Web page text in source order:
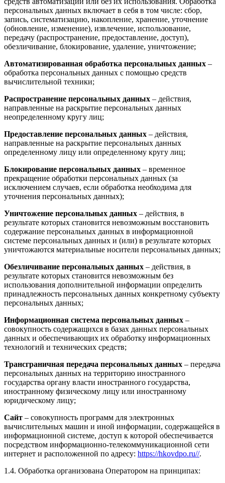
персональных данных включает в себя в том числе: сбор,
запись, систематизацию, накопление, хранение, уточнение
(обновление, изменение), извлечение, использование,
передачу (распространение, предоставление, доступ),
обезличивание, блокирование, удаление, уничтожение;
Автоматизированная обработка персональных данных –
обработка персональных данных с помощью средств
вычислительной техники;
Распространение персональных данных – действия,
направленные на раскрытие персональных данных
неопределенному кругу лиц;
Предоставление персональных данных – действия,
направленные на раскрытие персональных данных
определенному лицу или определенному кругу лиц;
Блокирование персональных данных – временное
прекращение обработки персональных данных (за
исключением случаев, если обработка необходима для
уточнения персональных данных);
Уничтожение персональных данных – действия, в
результате которых становится невозможным восстановить
содержание персональных данных в информационной
системе персональных данных и (или) в результате которых
уничтожаются материальные носители персональных данных;
Обезличивание персональных данных – действия, в
результате которых становится невозможным без
использования дополнительной информации определить
принадлежность персональных данных конкретному субъекту
персональных данных;
Информационная система персональных данных –
совокупность содержащихся в базах данных персональных
данных и обеспечивающих их обработку информационных
технологий и технических средств;
Трансграничная передача персональных данных – передача
персональных данных на территорию иностранного
государства органу власти иностранного государства,
иностранному физическому лицу или иностранному
юридическому лицу;
Сайт – совокупность программ для электронных
вычислительных машин и иной информации, содержащейся в
информационной системе, доступ к которой обеспечивается
посредством информационно-телекоммуникационной сети
интернет и расположенной по адресу: https://hkovdpo.ru//.
1.4. Обработка организована Оператором на принципах: